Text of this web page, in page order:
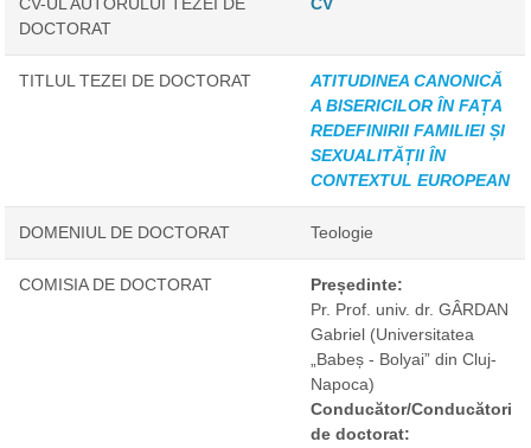
CV-UL AUTORULUI TEZEI DE
DOCTORAT
CV
TITLUL TEZEI DE DOCTORAT
ATITUDINEA CANONICĂ
A BISERICILOR ÎN FAȚA
REDEFINIRII FAMILIEI ȘI
SEXUALITĂȚII ÎN
CONTEXTUL EUROPEAN
DOMENIUL DE DOCTORAT Teologie
COMISIA DE DOCTORAT
Președinte:
Pr. Prof. univ. dr. GÂRDAN
Gabriel (Universitatea
„Babeș - Bolyai” din Cluj-
Napoca)
Conducător/Conducători
de doctorat: